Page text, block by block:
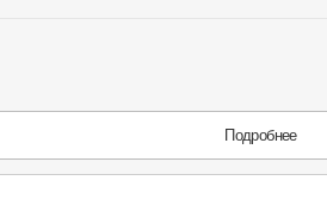
Подробнее